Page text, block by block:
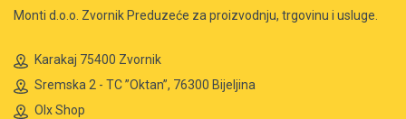
Monti d.o.o. Zvornik Preduzeće za proizvodnju, trgovinu i usluge.
Karakaj 75400 Zvornik
Sremska 2 - TC ”Oktan”, 76300 Bijeljina
Olx Shop